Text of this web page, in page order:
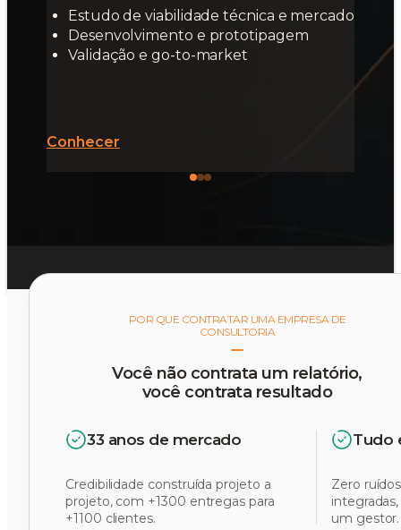
Estudo de viabilidade técnica e mercado
Desenvolvimento e prototipagem
Validação e go-to-market
Conhecer
POR QUE CONTRATAR UMA EMPRESA DE
CONSULTORIA
Você não contrata um relatório,
você contrata resultado
33 anos de mercado
Credibilidade construída projeto a
projeto, com +1300 entregas para
+1100 clientes.
Tudo
Zero
um gestor.